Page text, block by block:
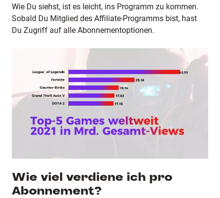
Wie Du siehst, ist es leicht, ins Programm zu kommen.
Sobald Du Mitglied des Affiliate-Programms bist, hast
Du Zugriff auf alle Abonnementoptionen.
Wie viel verdiene ich pro
Abonnement?